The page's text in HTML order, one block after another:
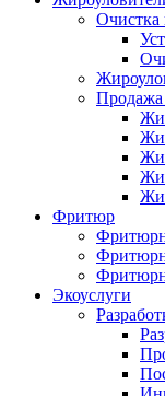
Очистка
Продажа
Фритюр
Экоуслуги